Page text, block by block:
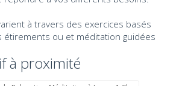
à travers des exercices basés
étirements ou et méditation guidées
à proximité